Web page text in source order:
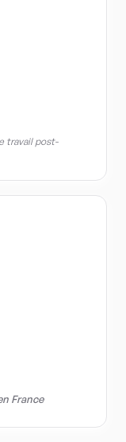
travail post-
France